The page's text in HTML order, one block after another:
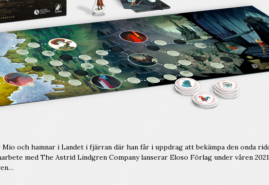
och hamnar i Landet i fjärran där han får i uppdrag att bekämpa den onda
med The Astrid Lindgren Company lanserar Eloso Förlag under våren